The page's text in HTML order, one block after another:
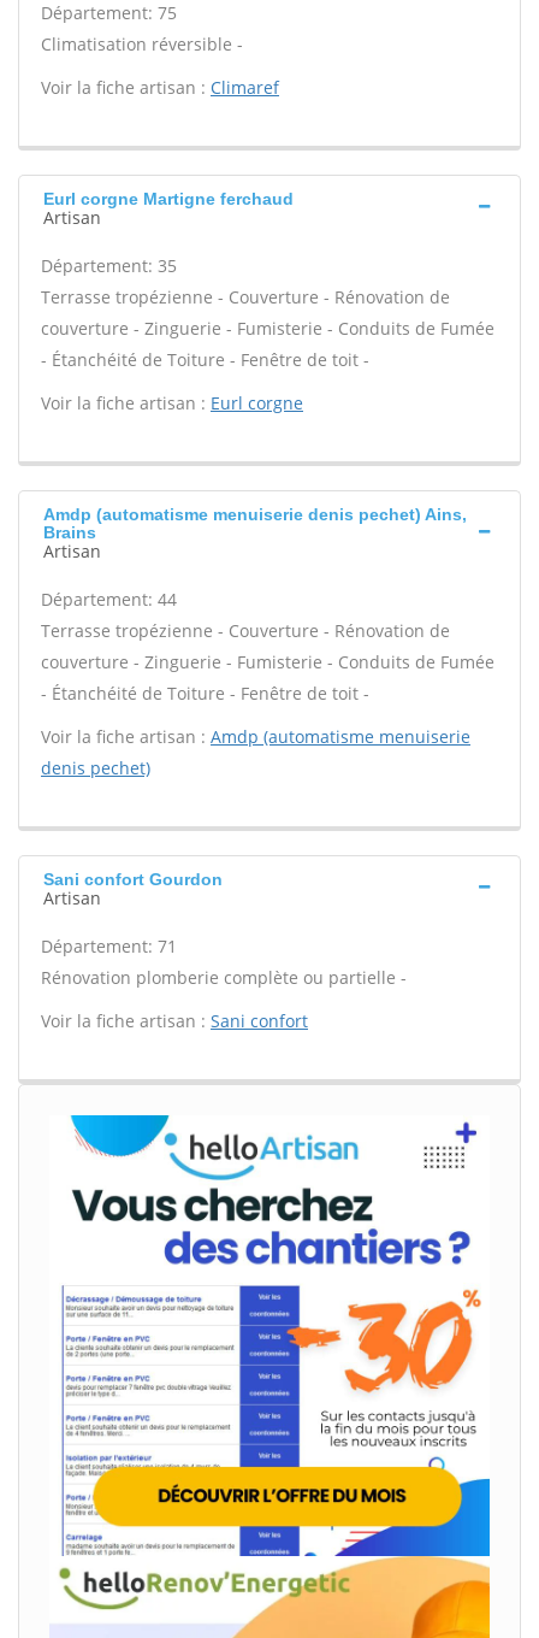
Département: 75
Climatisation réversible -
Voir la fiche artisan : Climaref
Eurl corgne Martigne ferchaud
Artisan
Département: 35
Terrasse tropézienne - Couverture - Rénovation de
couverture - Zinguerie - Fumisterie - Conduits de Fumée
- Étanchéité de Toiture - Fenêtre de toit -
Voir la fiche artisan : Eurl corgne
Amdp (automatisme menuiserie denis pechet) Ains,
Brains
Artisan
Département: 44
Terrasse tropézienne - Couverture - Rénovation de
couverture - Zinguerie - Fumisterie - Conduits de Fumée
- Étanchéité de Toiture - Fenêtre de toit -
Voir la fiche artisan : Amdp (automatisme menuiserie
denis pechet)
Sani confort Gourdon
Artisan
Département: 71
Rénovation plomberie complète ou partielle -
Voir la fiche artisan : Sani confort